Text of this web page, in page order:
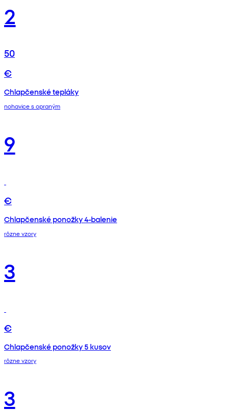
2
50
€
Chlapčenské tepláky
nohavice s opraným
9
€
Chlapčenské ponožky 4-balenie
rôzne vzory
3
€
Chlapčenské ponožky 5 kusov
rôzne vzory
3